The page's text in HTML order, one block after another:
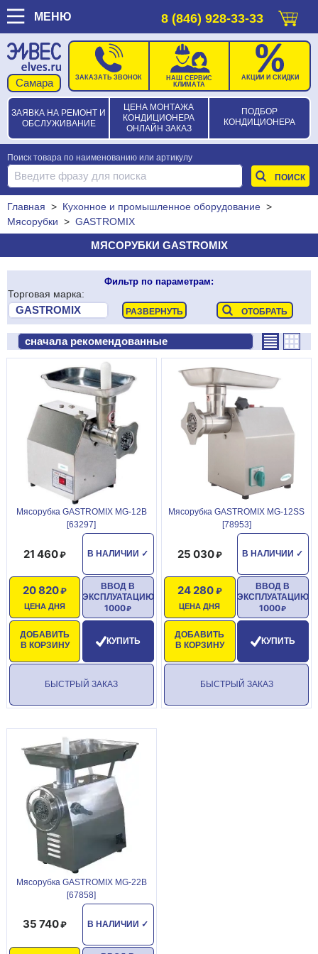
МЕНЮ 8 (846) 928-33-33
ЗАЯВКА НА РЕМОНТ И
ОБСЛУЖИВАНИЕ
ЦЕНА МОНТАЖА
КОНДИЦИОНЕРА
ОНЛАЙН ЗАКАЗ
ПОДБОР
КОНДИЦИОНЕРА
ЗАКАЗАТЬ ЗВОНОК
НАШ СЕРВИС
КЛИМАТА
АКЦИИ И СКИДКИ
Поиск товара по наименованию или артикулу
Главная > Кухонное и промышленное оборудование >
Мясорубки > GASTROMIX
МЯСОРУБКИ GASTROMIX
Фильтр по параметрам:
Торговая марка:
Мясорубка GASTROMIX MG-12B
[63297]
В НАЛИЧИИ ✓
21 460
ЦЕНА ДНЯ
20 820
ДОБАВИТЬ
В КОРЗИНУ
ВВОД В
ЭКСПЛУАТАЦИЮ
1000
КУПИТЬ
БЫСТРЫЙ ЗАКАЗ
Мясорубка GASTROMIX MG-12SS
[78953]
В НАЛИЧИИ ✓
25 030
ЦЕНА ДНЯ
24 280
ДОБАВИТЬ
В КОРЗИНУ
ВВОД В
ЭКСПЛУАТАЦИЮ
1000
КУПИТЬ
БЫСТРЫЙ ЗАКАЗ
Мясорубка GASTROMIX MG-22B
[67858]
В НАЛИЧИИ ✓
35 740